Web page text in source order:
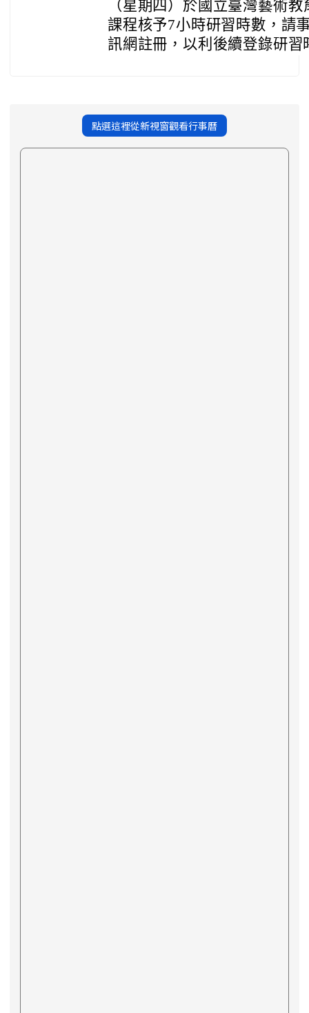
（星期四）於國立臺灣藝術
課程核予7小時研習時數，請
訊網註冊，以利後續登錄研習
點選這裡從新視窗觀看行事曆